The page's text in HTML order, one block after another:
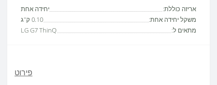
אריזה כוללת:
יחידה אחת
משקל יחידה אחת:
0.10 ק"ג
מתאים ל:
LG G7 ThinQ
פירוט